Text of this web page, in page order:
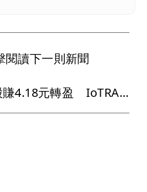
閱讀下一則新聞
愛普*財報｜Q2每股賺4.18元轉盈 IoTRAM需求強、S-SiCap放量出貨